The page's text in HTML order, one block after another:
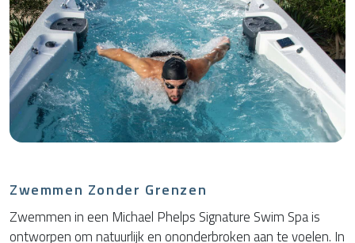
Zwemmen Zonder Grenzen
Zwemmen in een Michael Phelps Signature Swim Spa is
ontworpen om natuurlijk en ononderbroken aan te voelen. In